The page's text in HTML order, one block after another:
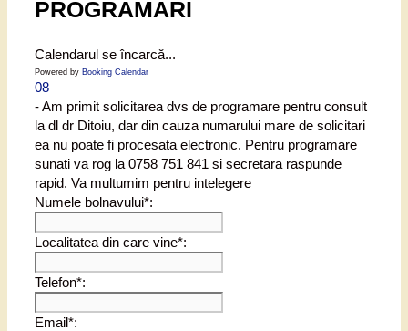
PROGRAMARI
Calendarul se încarcă...
Powered by Booking Calendar
08
- Am primit solicitarea dvs de programare pentru consult
la dl dr Ditoiu, dar din cauza numarului mare de solicitari
ea nu poate fi procesata electronic. Pentru programare
sunati va rog la 0758 751 841 si secretara raspunde
rapid. Va multumim pentru intelegere
Numele bolnavului*:
Localitatea din care vine*:
Telefon*:
Email*: